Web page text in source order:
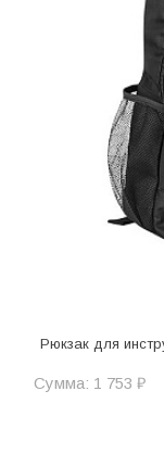
Рюкзак для
Сумма: 1 753 ₽